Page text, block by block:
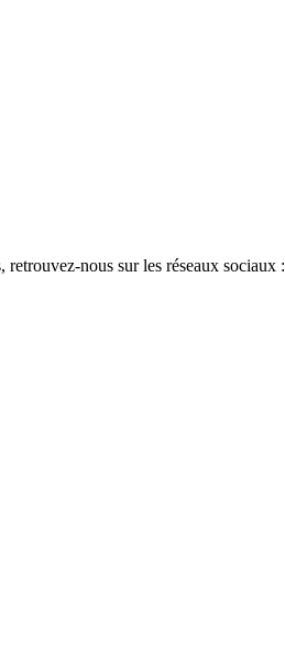
retrouvez-nous sur les réseaux sociaux :